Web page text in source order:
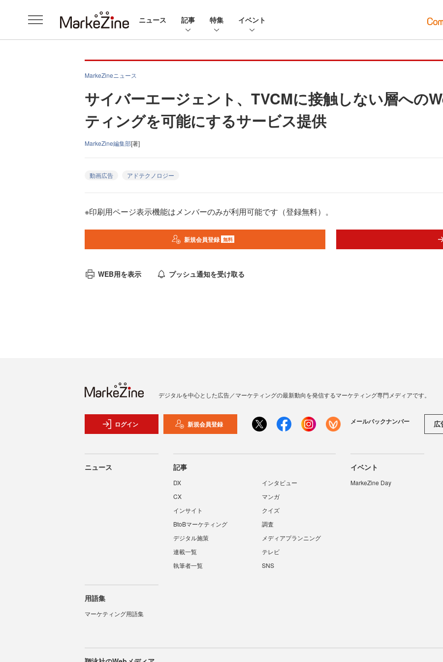
ニュース 記事 特集 イベント
MarkeZineニュース
サイバーエージェント、TVCMに接触しない層への
ティングを可能にするサービス提供
MarkeZine編集部[著]
動画広告 アドテクノロジー
※印刷用ページ表示機能はメンバーのみが利用可能です（登録無料）。
新規会員登録 無料
WEB用を表示 プッシュ通知を受け取る
デジタルを中心とした広告／マーケティングの最新動向を発信するマーケティング専門メディアです。
ログイン 新規会員登録 メールバックナンバー 広
ニュース 記事
DX
インタビュー
CX
マンガ
インサイト
クイズ
BtoBマーケティング
調査
デジタル施策
メディアプランニング
連載一覧
テレビ
執筆者一覧
SNS
イベント
MarkeZine Day
用語集
マーケティング用語集